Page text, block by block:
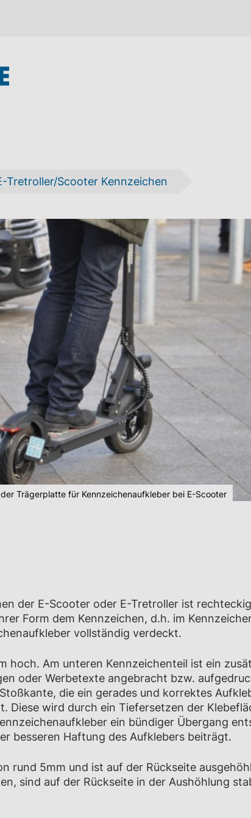
Tretroller/Scooter Kennzeichen
Trägerplatte für Kennzeichenaufkleber bei E-Scooter
der E-Scooter oder E-Tretroller ist
Form dem Kennzeichen, d.h. im
vollständig verdeckt.
hoch. Am unteren Kennzeichenteil ist ein
oder Werbetexte angebracht bzw.
die ein gerades und korrektes
Diese wird durch ein Tiefersetzen der
ein bündiger Übergang
besseren Haftung des Aufklebers beiträgt.
rund 5mm und ist auf der Rückseite
sind auf der Rückseite in der Aushöhlung